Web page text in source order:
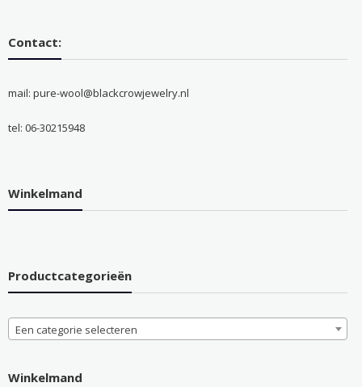
Contact:
mail: pure-wool@blackcrowjewelry.nl
tel: 06-30215948
Winkelmand
Productcategorieën
Een categorie selecteren
Winkelmand